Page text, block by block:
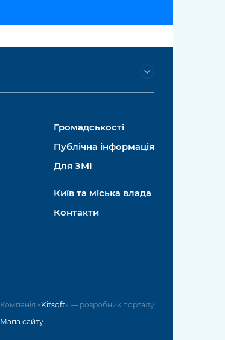
Громадськості
Публічна інформація
Для ЗМІ
Київ та міська влада
Контакти
Компанія «Kitsoft» — розробник порталу
Мапа сайту